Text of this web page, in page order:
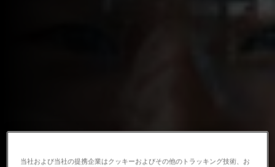
当社および当社の提携企業はクッキーおよびその他のトラッキング技術、お